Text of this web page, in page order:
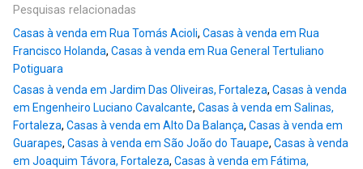
Pesquisas relacionadas
Casas à venda em Rua Tomás Acioli, Casas à venda em Rua
Francisco Holanda, Casas à venda em Rua General Tertuliano
Potiguara
Casas à venda em Jardim Das Oliveiras, Fortaleza, Casas à venda
em Engenheiro Luciano Cavalcante, Casas à venda em Salinas,
Fortaleza, Casas à venda em Alto Da Balança, Casas à venda em
Guarapes, Casas à venda em São João do Tauape, Casas à venda
em Joaquim Távora, Fortaleza, Casas à venda em Fátima,